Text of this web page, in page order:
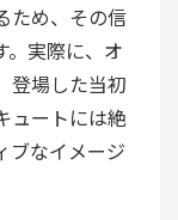
ため、その信
。実際に、オ
登場した当初
ュートには絶
ブなイメージ